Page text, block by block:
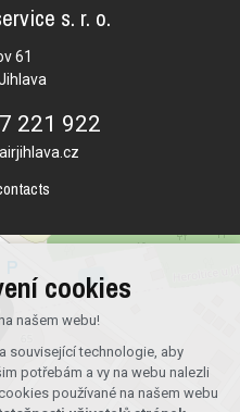
s. r. o.
61
221 922
cookies
našem webu!
související technologie, aby
potřebám a vy na webu nalezli
používané na našem webu